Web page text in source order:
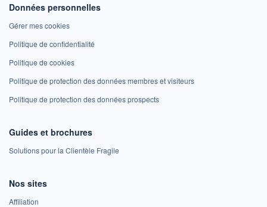
Données personnelles
Gérer mes cookies
Politique de confidentialité
Politique de cookies
Politique de protection des données membres et visiteurs
Politique de protection des données prospects
Guides et brochures
Solutions pour la Clientèle Fragile
Nos sites
Affiliation